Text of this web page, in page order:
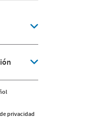
privacidad